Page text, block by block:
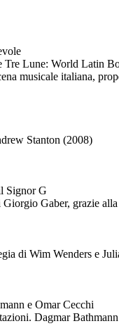
Lune: World Latin
musicale italiana,
Stanton (2008)
Signor G
Gaber, grazie
di Wim Wenders e
e Omar Cecchi
Dagmar